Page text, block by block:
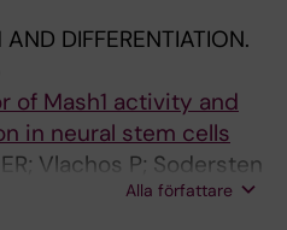
DIFFERENTIATION.
of Mash1 activity and
in neural stem cells
Vlachos P; Sodersten
Alla författare